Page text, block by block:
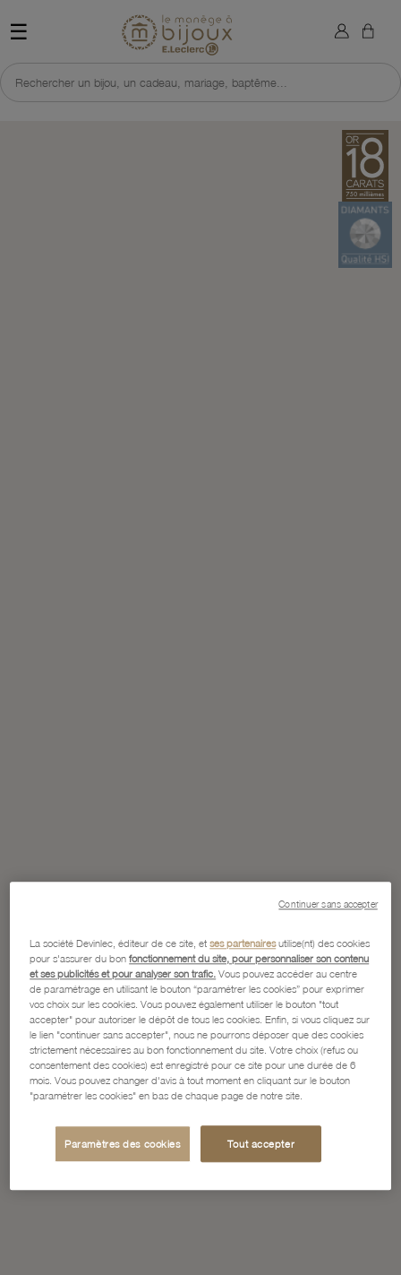
☰ Retour à l'accueil du site
Rechercher un bijou, un cadeau, mariage, baptême...
×
La société Devinlec, éditeur de ce site, etses partenairesutilise(nt) des cookies
pour s'assurer du bonfonctionnement du site, pour personnaliser son contenu
et ses publicités et pour analyser son trafic. Vous pouvez accéder au centre
de paramétrage en utilisant le bouton “paramétrer les cookies” pour exprimer
vos choix sur les cookies. Vous pouvez également utiliser le bouton "tout
accepter" pour autoriser le dépôt de tous les cookies. Enfin, si vous cliquez sur
le lien "continuer sans accepter", nous ne pourrons déposer que des cookies
strictement nécessaires au bon fonctionnement du site. Votre choix (refus ou
consentement des cookies) est enregistré pour ce site pour une durée de 6
mois. Vous pouvez changer d'avis à tout moment en cliquant sur le bouton
"paramétrer les cookies" en bas de chaque page de notre site.
Paramètres des cookies Tout accepter
Continuer sans accepter